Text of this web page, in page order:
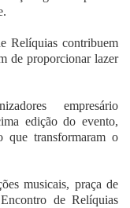
Relíquias contribuem
de proporcionar lazer
empresário
edição do evento,
que transformaram o
musicais, praça de
de Relíquias